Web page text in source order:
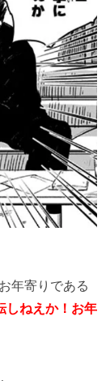
年寄りである
しねえか！お年